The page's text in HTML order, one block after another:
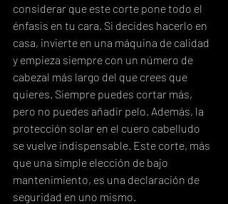
considerar que este corte pone todo el
énfasis en tu cara. Si decides hacerlo en
casa, invierte en una máquina de calidad
y empieza siempre con un número de
cabezal más largo del que crees que
quieres. Siempre puedes cortar más,
pero no puedes añadir pelo. Además, la
protección solar en el cuero cabelludo
se vuelve indispensable. Este corte, más
que una simple elección de bajo
mantenimiento, es una declaración de
seguridad en uno mismo.